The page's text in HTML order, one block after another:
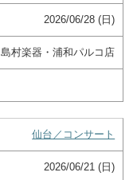
2026/06/28 (日)
島村楽器・浦和パルコ店
仙台／コンサート
2026/06/21 (日)